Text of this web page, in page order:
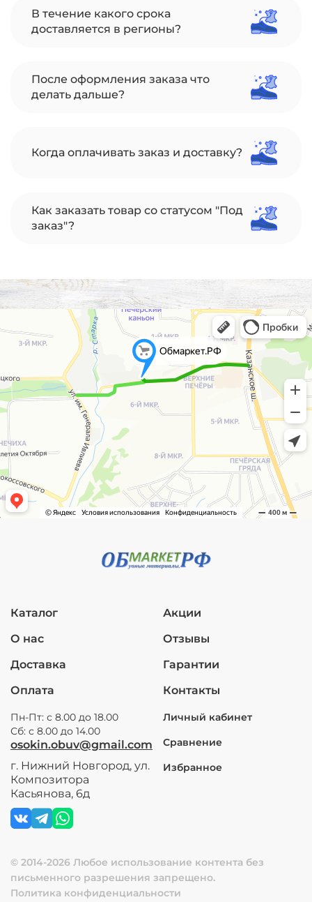
В течение какого срока
доставляется в регионы?
После оформления заказа что
делать дальше?
Когда оплачивать заказ и доставку?
Как заказать товар со статусом "Под
заказ"?
Каталог
О нас
Доставка
Оплата
Акции
Отзывы
Гарантии
Контакты
Пн-Пт: с 8.00 до 18.00
Сб: с 8.00 до 14.00
osokin.obuv@gmail.com
г. Нижний Новгород, ул.
Композитора
Касьянова, 6д
Личный кабинет
Сравнение
Избранное
© 2014-2026 Любое использование контента без
письменного разрешения запрещено.
Политика конфиденциальности